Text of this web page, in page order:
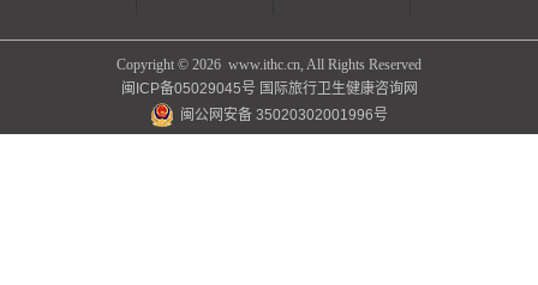
Copyright © 2026 www.ithc.cn, All Rights Reserved
闽ICP备05029045号 国际旅行卫生健康咨询网
闽公网安备 35020302001996号